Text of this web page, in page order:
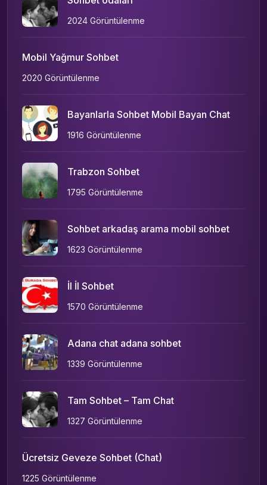
2024 Görüntülenme
Mobil Yağmur Sohbet
2020 Görüntülenme
Bayanlarla Sohbet Mobil Bayan Chat
1916 Görüntülenme
Trabzon Sohbet
1795 Görüntülenme
Sohbet arkadaş arama mobil sohbet
1623 Görüntülenme
İl İl Sohbet
1570 Görüntülenme
Adana chat adana sohbet
1339 Görüntülenme
Tam Sohbet – Tam Chat
1327 Görüntülenme
Ücretsiz Geveze Sohbet (Chat)
1225 Görüntülenme